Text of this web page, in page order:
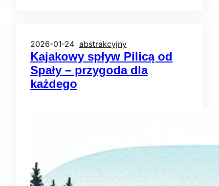
2026-01-24 abstrakcyjny
Kajakowy spływ Pilicą od
Spały – przygoda dla
każdego